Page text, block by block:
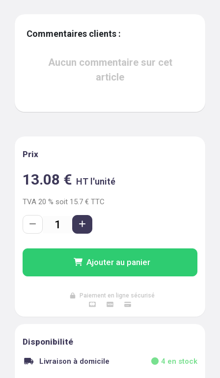
Commentaires clients :
Aucun commentaire sur cet
article
Prix
13.08 € HT l'unité
TVA 20 % soit 15.7 € TTC
Ajouter au panier
Paiement en ligne sécurisé
Disponibilité
Livraison à domicile 4 en stock